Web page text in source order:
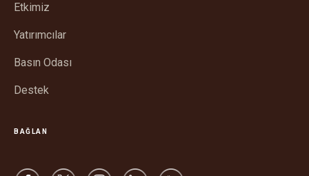
Etkimiz
Yatırımcılar
Basın Odası
Destek
BAĞLAN